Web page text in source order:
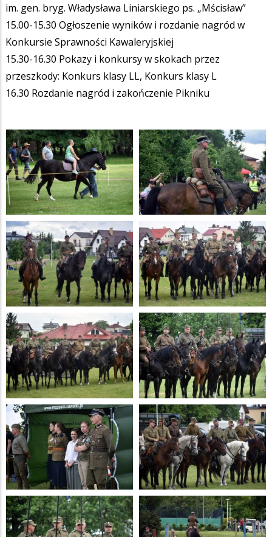
im. gen. bryg. Władysława Liniarskiego ps. „Mścisław”
15.00-15.30 Ogłoszenie wyników i rozdanie nagród w
Konkursie Sprawności Kawaleryjskiej
15.30-16.30 Pokazy i konkursy w skokach przez
przeszkody: Konkurs klasy LL, Konkurs klasy L
16.30 Rozdanie nagród i zakończenie Pikniku